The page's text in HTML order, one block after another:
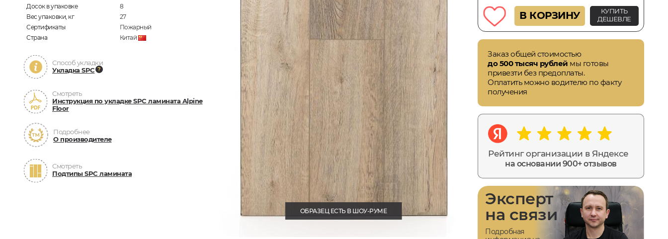
Досок в упаковке
8
Вес упаковки, кг
27
Сертификаты
Пожарный
Страна
Китай
Способ укладки
Укладка SPC
Смотреть
Инструкция по укладке SPC ламината Alpine
Floor
Подробнее
О производителе
Смотреть
Подтипы SPC ламината
ОБРАЗЕЦ ЕСТЬ В ШОУ-РУМЕ
В КОРЗИНУ
КУПИТЬ
ДЕШЕВЛЕ
Заказ общей стоимостью
до 500 тысяч рублей мы готовы
привезти без предоплаты.
Оплатить можно водителю по факту
получения
Рейтинг организации в Яндексе
на основании 900+ отзывов
Эксперт
на связи
Подробная